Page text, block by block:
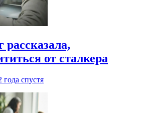
рассказала,
от сталкера
года спустя